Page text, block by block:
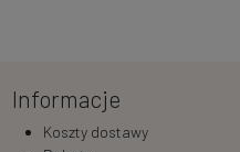
Informacje
Koszty dostawy